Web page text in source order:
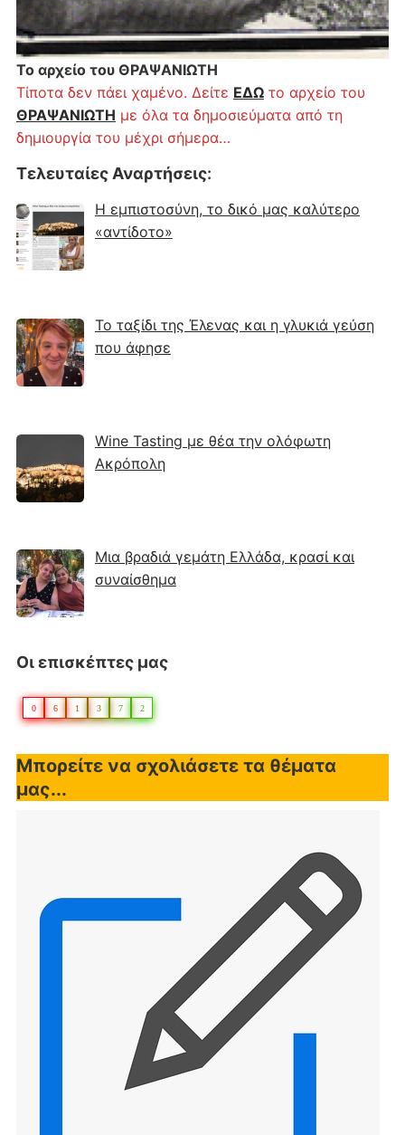
Το αρχείο του ΘΡΑΨΑΝΙΩΤΗ
Τίποτα δεν πάει χαμένο. Δείτε ΕΔΩτο αρχείο του
ΘΡΑΨΑΝΙΩΤΗ με όλα τα δημοσιεύματα από τη
δημιουργία του μέχρι σήμερα…
Τελευταίες Αναρτήσεις:
Η εμπιστοσύνη, το δικό μας καλύτερο
«αντίδοτο»
Το ταξίδι της Έλενας και η γλυκιά γεύση
που άφησε
Wine Tasting με θέα την ολόφωτη
Ακρόπολη
Μια βραδιά γεμάτη Ελλάδα, κρασί και
συναίσθημα
Οι επισκέπτες μας
0 6 1 3 7 2
Μπορείτε να σχολιάσετε τα θέματα
μας...